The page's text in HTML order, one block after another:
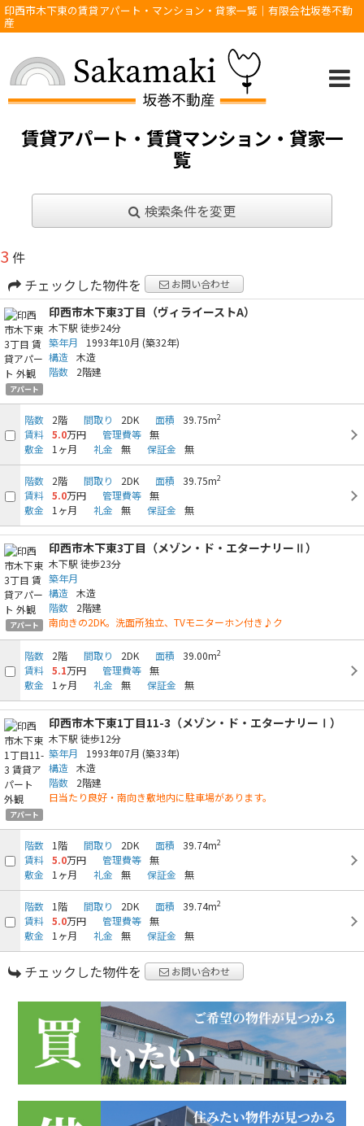
印西市木下東の賃貸アパート・マンション・貸家一覧｜有限会社坂巻不動
産
賃貸アパート・賃貸マンション・貸家一
覧
検索条件を変更
3 件
チェックした物件を
お問い合わせ
アパート
印西市木下東3丁目（ヴィライーストA）
木下駅 徒歩24分
築年月
1993年10月 (築32年)
構造 木造
階数
2階建
階数 2階 間取り 2DK 面積 39.75m2
賃料 5.0万円 管理費等 無
敷金
1ヶ月 礼金 無 保証金 無
階数 2階 間取り 2DK 面積 39.75m2
賃料 5.0万円 管理費等 無
敷金
1ヶ月 礼金 無 保証金 無
アパート
印西市木下東3丁目（メゾン・ド・エターナリーⅡ）
木下駅 徒歩23分
築年月
構造 木造
階数
2階建
南向きの2DK。洗面所独立、TVモニターホン付き♪ク
階数 2階 間取り 2DK 面積 39.00m2
賃料 5.1万円 管理費等 無
敷金
1ヶ月 礼金 無 保証金 無
アパート
印西市木下東1丁目11-3（メゾン・ド・エターナリーⅠ）
木下駅 徒歩12分
築年月
1993年07月 (築33年)
構造 木造
階数
2階建
日当たり良好・南向き敷地内に駐車場があります。
階数 1階 間取り 2DK 面積 39.74m2
賃料 5.0万円 管理費等 無
敷金
1ヶ月 礼金 無 保証金 無
階数 1階 間取り 2DK 面積 39.74m2
賃料 5.0万円 管理費等 無
敷金
1ヶ月 礼金 無 保証金 無
チェックした物件を お問い合わせ